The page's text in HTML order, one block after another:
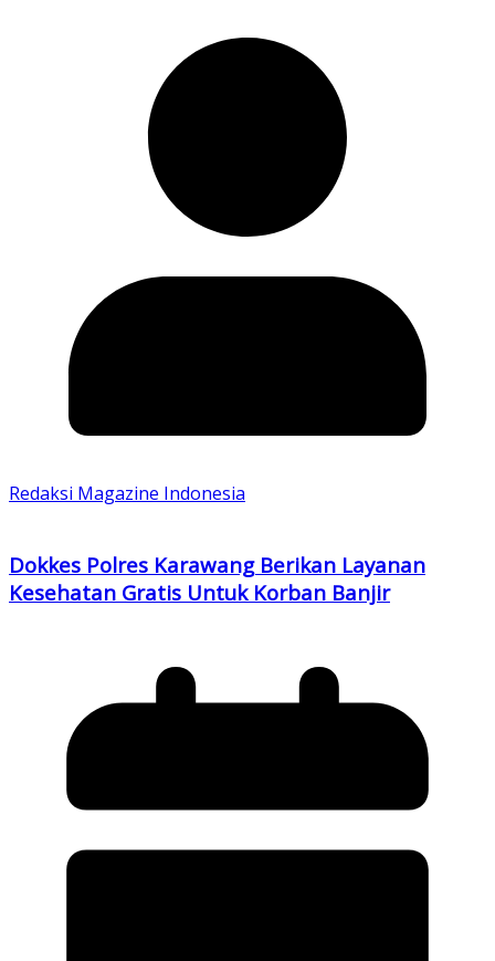
Redaksi Magazine Indonesia
Dokkes Polres Karawang Berikan Layanan
Kesehatan Gratis Untuk Korban Banjir